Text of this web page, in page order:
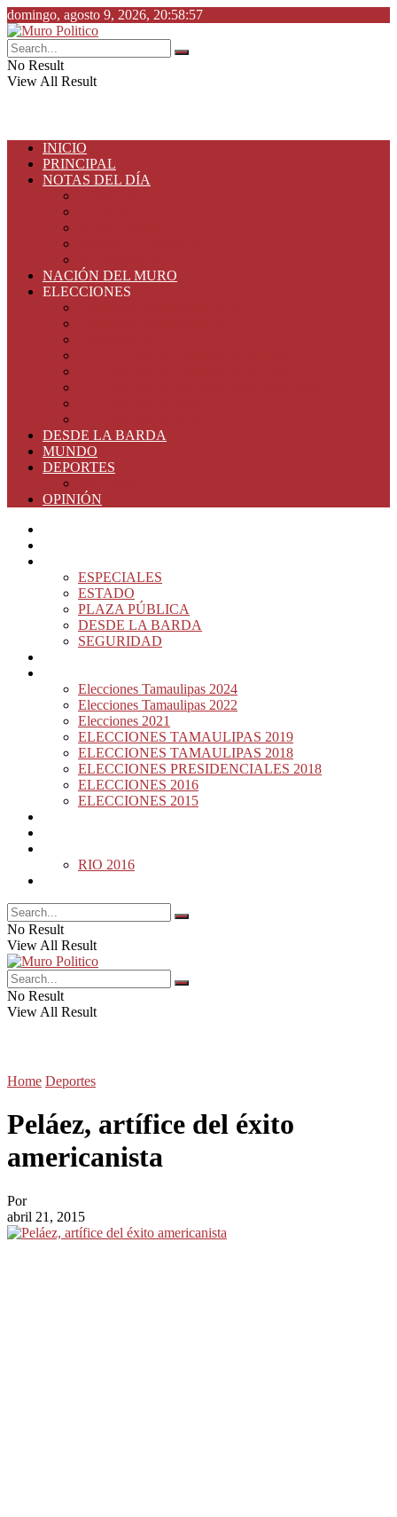
domingo, agosto 9, 2026, 20:58:57
No Result
View All Result
INICIO
PRINCIPAL
NOTAS DEL DÍA
NACIÓN DEL MURO
ELECCIONES
DESDE LA BARDA
MUNDO
DEPORTES
OPINIÓN
ESPECIALES
ESTADO
PLAZA PÚBLICA
DESDE LA BARDA
SEGURIDAD
Elecciones Tamaulipas 2024
Elecciones Tamaulipas 2022
Elecciones 2021
ELECCIONES TAMAULIPAS 2019
ELECCIONES TAMAULIPAS 2018
ELECCIONES PRESIDENCIALES 2018
ELECCIONES 2016
ELECCIONES 2015
RIO 2016
No Result
View All Result
No Result
View All Result
Home Deportes
Peláez, artífice del éxito
americanista
Por
abril 21, 2015